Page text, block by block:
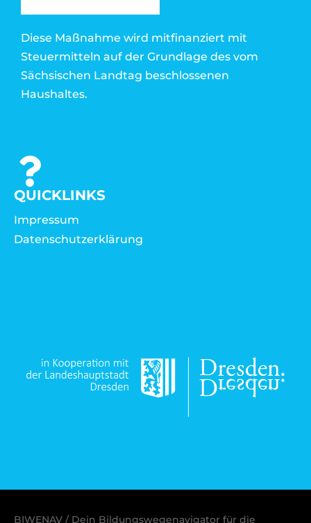
Diese Maßnahme wird mitfinanziert mit
Steuermitteln auf der Grundlage des vom
Sächsischen Landtag beschlossenen
Haushaltes.
QUICKLINKS
Impressum
Datenschutzerklärung
BIWENAV / Dein Bildungswegenavigator für die